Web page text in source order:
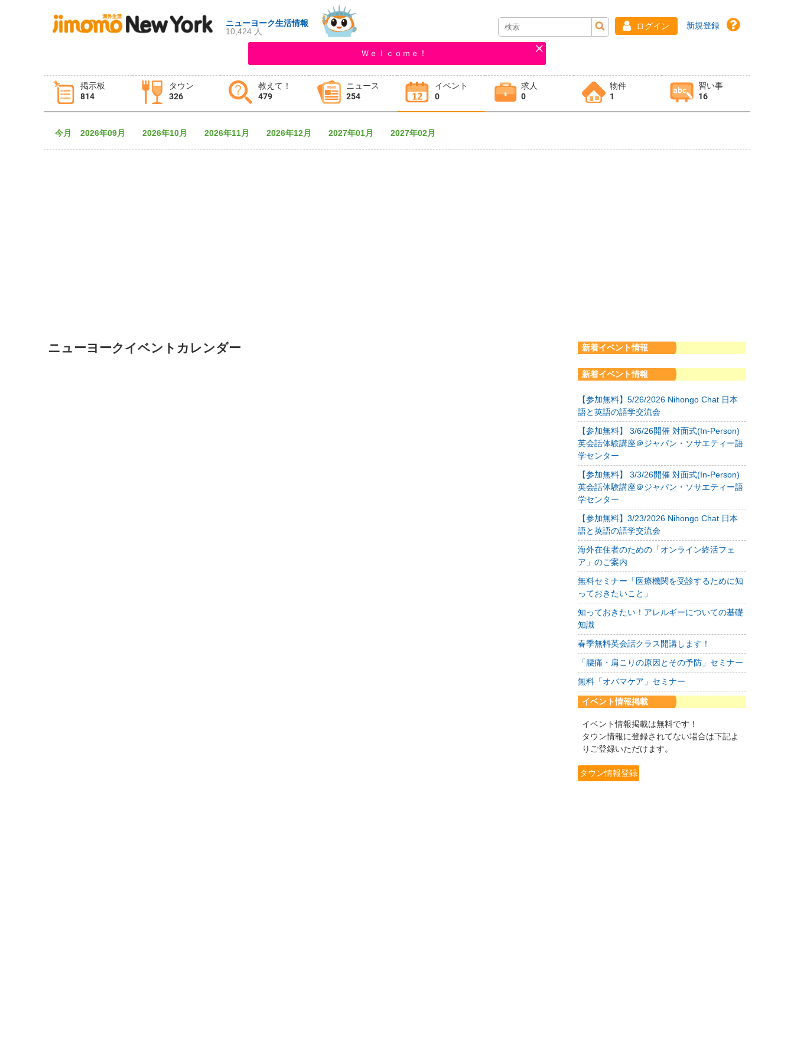
ニューヨーク生活情報
10,424 人
ログイン 新規登録
Ｗｅｌｃｏｍｅ！
掲示板
814
タウン
326
教えて！
479
ニュース
254
イベント
0
求人
0
物件
1
習い事
16
タウン情報
今月 2026年09月 2026年10月 2026年11月 2026年12月 2027年01月 2027年02月
ニューヨークイベントカレンダー 新着イベント情報
新着イベント情報
【参加無料】5/26/2026 Nihongo Chat 日本
語と英語の語学交流会
【参加無料】 3/6/26開催 対面式(In-Person)
英会話体験講座＠ジャパン・ソサエティー語
学センター
【参加無料】 3/3/26開催 対面式(In-Person)
英会話体験講座＠ジャパン・ソサエティー語
学センター
【参加無料】3/23/2026 Nihongo Chat 日本
語と英語の語学交流会
海外在住者のための「オンライン終活フェ
ア」のご案内
無料セミナー「医療機関を受診するために知
っておきたいこと」
知っておきたい！アレルギーについての基礎
知識
春季無料英会話クラス開講します！
「腰痛・肩こりの原因とその予防」セミナー
無料「オバマケア」セミナー
イベント情報掲載
イベント情報掲載は無料です！
タウン情報に登録されてない場合は下記よ
りご登録いただけます。
タウン情報登録